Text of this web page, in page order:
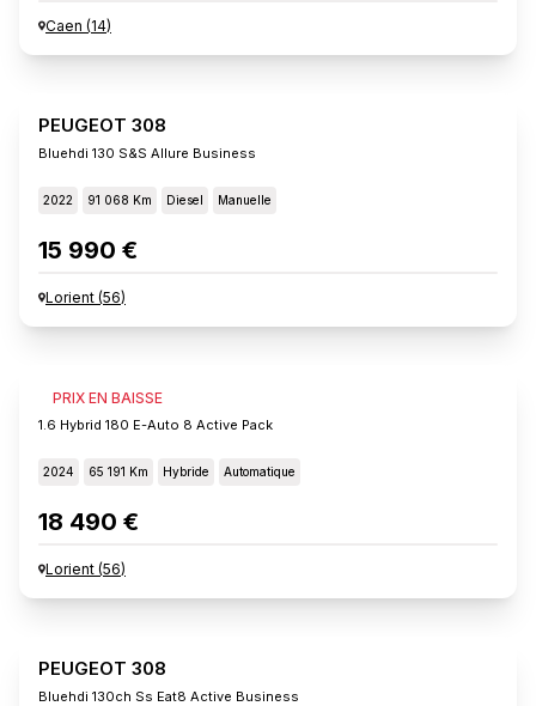
Caen (14)
PEUGEOT 308
Bluehdi 130 S&s Allure Business
2022 91 068 Km Diesel Manuelle
15 990 €
Lorient (56)
PRIX EN BAISSE
PEUGEOT 308
1.6 Hybrid 180 E-Auto 8 Active Pack
2024 65 191 Km Hybride Automatique
18 490 €
Lorient (56)
PEUGEOT 308
Bluehdi 130ch Ss Eat8 Active Business